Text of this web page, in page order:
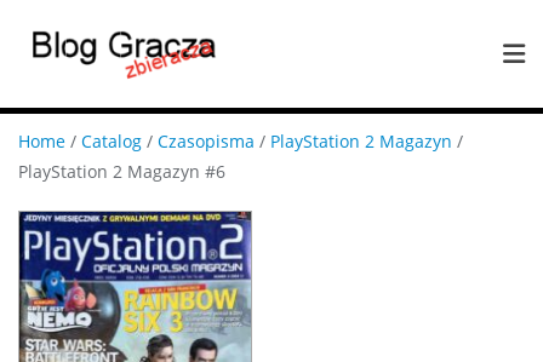
Home / Catalog / Czasopisma / PlayStation 2 Magazyn /
PlayStation 2 Magazyn #6